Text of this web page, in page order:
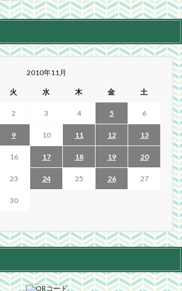
2010年11月
火 水 木 金 土
2 3 4 5 6
9 10 11 12 13
16 17 18 19 20
23 24 25 26 27
30